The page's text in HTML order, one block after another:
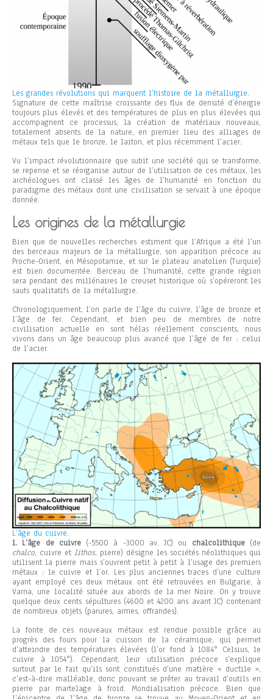
Les grandes révolutions qui marquent l’histoire de la métallurgie.
Signature de cette maîtrise croissante des flux de densité d’énergie
toujours plus élevés et des températures de plus en plus élevées qui
accompagnent ce processus, la création de matériaux nouveaux,
totalement absents de la nature, en premier lieu des alliages de
métaux tels que le bronze, le laiton, et plus récemment l’acier.
Vu l’impact révolutionnaire que subit une société qui se transforme,
se repense et se réorganise autour de l’utilisation de ces métaux, les
archéologues ont classé les âges de l’humanité en fonction du
paradigme des métaux dont une civilisation se servait à une époque
donnée.
Les origines de la métallurgie
Bien que de nouvelles recherches estiment que l’Afrique a été l’un
des berceaux majeurs de la métallurgie, son apparition précoce au
Proche-Orient, en Mésopotamie, et sur le plateau anatolien (Turquie)
est bien documentée. Berceau de l’humanité, cette grande région
sera pendant des millénaires le creuset historique où s’opéreront les
sauts qualitatifs de la métallurgie.
Chronologiquement, l’on parle de l’âge du cuivre, l’âge de bronze et
l’âge de fer. Cependant, et bien peu de membres de notre
civilisation actuelle en sont hélas réellement conscients, nous
vivons dans un âge beaucoup plus avancé que l’âge de fer : celui
de l’acier.
L’âge du cuivre.
1. L’âge de cuivre(-5500 à -3000 av. JC) ou chalcolithique(de
chalco, cuivre et lithos, pierre) désigne les sociétés néolithiques qui
utilisent la pierre mais s’ouvrent petit à petit à l’usage des premiers
métaux : le cuivre et l’or. Les plus anciennes traces d’une culture
ayant employé ces deux métaux ont été retrouvées en Bulgarie, à
Varna, une localité située aux abords de la mer Noire. On y trouve
quelque deux cents sépultures (4600 et 4200 ans avant JC) contenant
de nombreux objets (parures, armes, offrandes).
La fonte de ces nouveaux métaux est rendue possible grâce au
progrès des fours pour la cuisson de la céramique, qui permet
d’atteindre des températures élevées (l’or fond à 1084° Celsius, le
cuivre à 1054°). Cependant, leur utilisation précoce s’explique
surtout par le fait qu’ils sont constitués d’une matière « ductile »,
c’est-à-dire malléable, donc pouvant se prêter au travail d’outils en
pierre par martelage à froid. Mondialisation précoce. Bien que